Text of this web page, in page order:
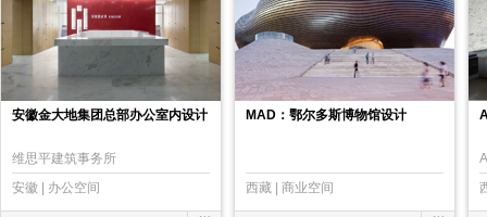
安徽金大地集团总部办公室内设计
维思平建筑事务所
安徽 | 办公空间
MAD：鄂尔多斯博物馆设计
西藏 | 商业空间